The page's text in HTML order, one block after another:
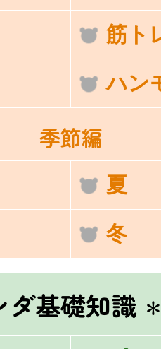
筋ト
ハン
季節編
夏
冬
ダ基礎知識